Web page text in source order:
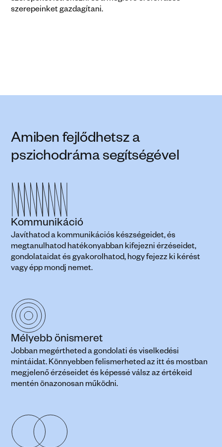
szerepeinket gazdagítani.
Amiben fejlődhetsz a
pszichodráma segítségével
Kommunikáció
Javíthatod a kommunikációs készségeidet, és
megtanulhatod hatékonyabban kifejezni érzéseidet,
gondolataidat és gyakorolhatod, hogy fejezz ki kérést
vagy épp mondj nemet.
Mélyebb önismeret
Jobban megértheted a gondolati és viselkedési
mintáidat. Könnyebben felismerheted az itt és mostban
megjelenő érzéseidet és képessé válsz az értékeid
mentén önazonosan működni.